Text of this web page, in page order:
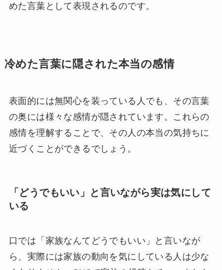
めた言葉として表現されるのです。
冷めた言葉に隠された本当の感情
表面的には無関心を装っている人でも、その言葉
の奥には様々な感情が隠されています。これらの
感情を理解することで、その人の本当の気持ちに
近づくことができるでしょう。
「どうでもいい」と言いながら実は気にして
いる
口では「家族なんてどうでもいい」と言いなが
ら、実際には家族の動向を気にしている人は少な